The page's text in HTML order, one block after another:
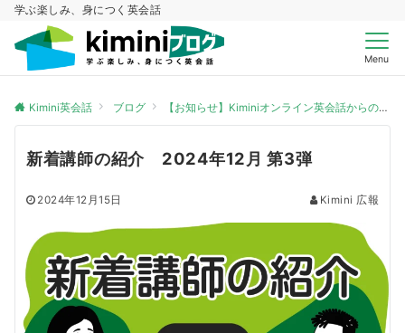
学ぶ楽しみ、身につく英会話
Menu
Kimini英会話 ブログ 【お知らせ】Kiminiオンライン英会話からのお知らせ
新着講師の紹介 2024年12月 第3弾
2024年12月15日 Kimini 広報